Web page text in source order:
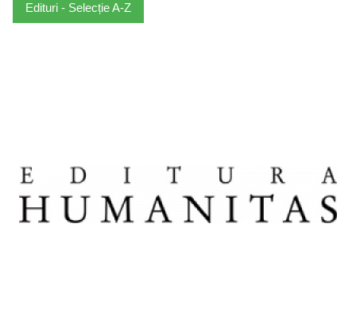
Edituri - Selecție A-Z